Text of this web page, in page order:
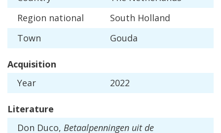
Region national South Holland
Town
Gouda
Acquisition
Year
2022
Literature
Don Duco, Betaalpenningen uit de